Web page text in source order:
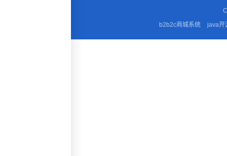
b2b2c商城系统
java开